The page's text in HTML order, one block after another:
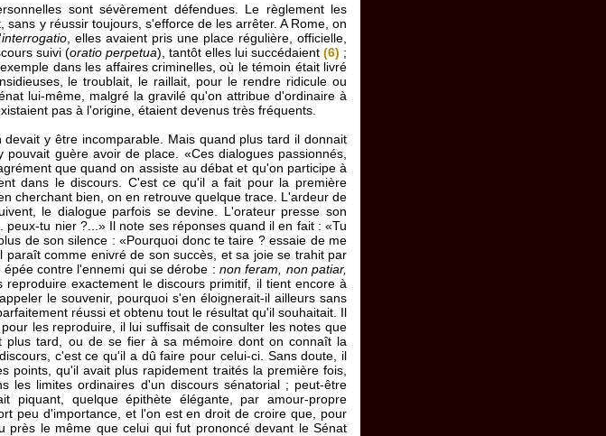
sont sévèrement défendues. Le règlement les
y réussir toujours, s'efforce de les arrêter. A Rome, on
interrogatio , elles avaient pris une place régulière, officielle,
suivi (oratio perpetua), tantôt elles lui succédaient (6) ;
dans les affaires criminelles, où le témoin était livré
le troublait, le raillait, pour le rendre ridicule ou
lui-même, malgré la gravilé qu'on attribue d'ordinaire à
pas à l'origine, étaient devenus très fréquents.
y être incomparable. Mais quand plus tard il donnait
pouvait guère avoir de place. «Ces dialogues passionnés,
que quand on assiste au débat et qu'on participe à
dans le discours. C'est ce qu'il a fait pour la première
cherchant bien, on en retrouve quelque trace. L'ardeur de
le dialogue parfois se devine. L'orateur presse son
tu nier ?...» Il note ses réponses quand il en fait : «Tu
de son silence : «Pourquoi donc te taire ? essaie de me
comme enivré de son succès, et sa joie se trahit par
contre l'ennemi qui se dérobe :non feram, non patiar,
exactement le discours primitif, il tient encore à
le souvenir, pourquoi s'en éloignerait-il ailleurs sans
réussi et obtenu tout le résultat qu'il souhaitait. Il
les reproduire, il lui suffisait de consulter les notes que
plus tard, ou de se fier à sa mémoire dont on connaît la
c'est ce qu'il a dû faire pour celui-ci. Sans doute, il
points, qu'il avait plus rapidement traités la première fois,
les limites ordinaires d'un discours sénatorial ; peut-être
piquant, quelque épithète élégante, par amour-propre
peu d'importance, et l'on est en droit de croire que, pour
près le même que celui qui fut prononcé devant le Sénat